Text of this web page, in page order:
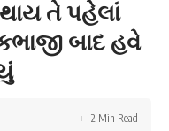
તે પહેલાં
બાદ હવે
2 Min Read